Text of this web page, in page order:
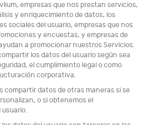
empresas que nos prestan servicios,
y enriquecimiento de datos, los
sociales del usuario, empresas que nos
y encuestas, y empresas de
a promocionar nuestros Servicios.
los datos del usuario según sea
el cumplimiento legal o como
corporativa.
compartir datos de otras maneras si se
o si obtenemos el